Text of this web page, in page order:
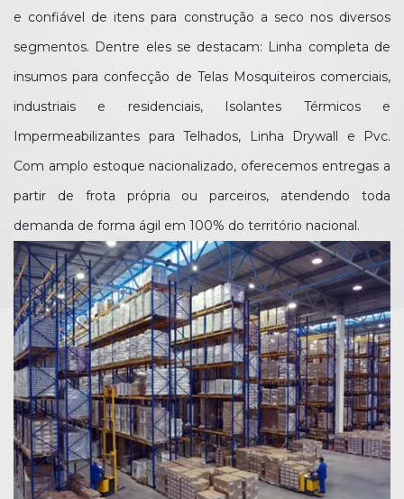
e confiável de itens para construção a seco nos diversos
segmentos. Dentre eles se destacam: Linha completa de
insumos para confecção de Telas Mosquiteiros comerciais,
industriais e residenciais, Isolantes Térmicos e
Impermeabilizantes para Telhados, Linha Drywall e Pvc.
Com amplo estoque nacionalizado, oferecemos entregas a
partir de frota própria ou parceiros, atendendo toda
demanda de forma ágil em 100% do território nacional.